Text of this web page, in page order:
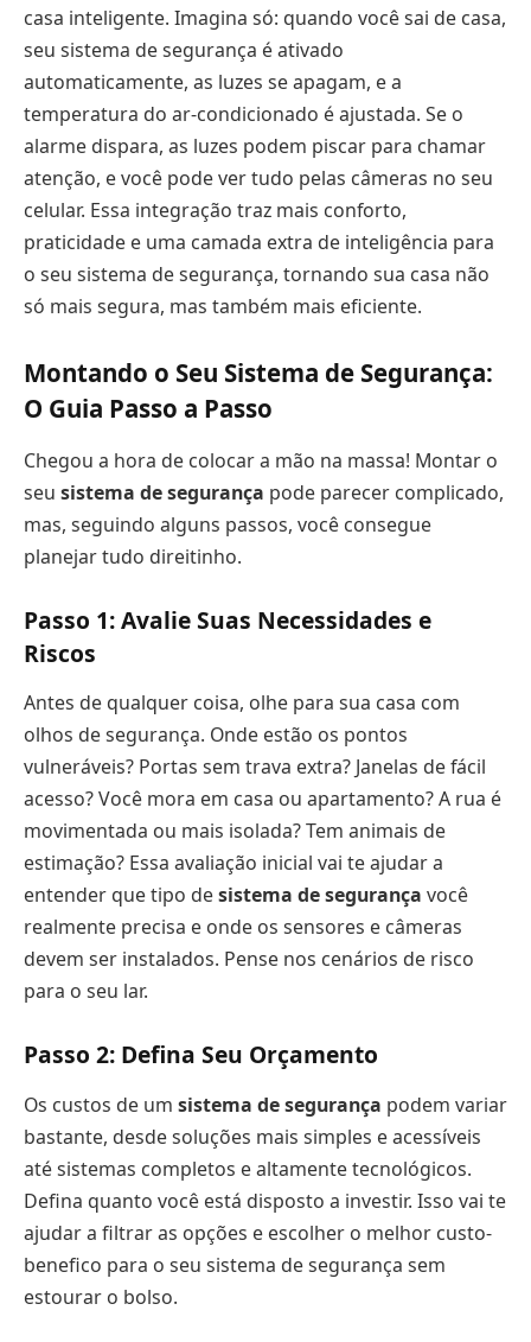
casa inteligente. Imagina só: quando você sai de casa,
seu sistema de segurança é ativado
automaticamente, as luzes se apagam, e a
temperatura do ar-condicionado é ajustada. Se o
alarme dispara, as luzes podem piscar para chamar
atenção, e você pode ver tudo pelas câmeras no seu
celular. Essa integração traz mais conforto,
praticidade e uma camada extra de inteligência para
o seu sistema de segurança, tornando sua casa não
só mais segura, mas também mais eficiente.
Montando o Seu Sistema de Segurança:
O Guia Passo a Passo
Chegou a hora de colocar a mão na massa! Montar o
seu sistema de segurança pode parecer complicado,
mas, seguindo alguns passos, você consegue
planejar tudo direitinho.
Passo 1: Avalie Suas Necessidades e
Riscos
Antes de qualquer coisa, olhe para sua casa com
olhos de segurança. Onde estão os pontos
vulneráveis? Portas sem trava extra? Janelas de fácil
acesso? Você mora em casa ou apartamento? A rua é
movimentada ou mais isolada? Tem animais de
estimação? Essa avaliação inicial vai te ajudar a
entender que tipo desistema de segurança você
realmente precisa e onde os sensores e câmeras
devem ser instalados. Pense nos cenários de risco
para o seu lar.
Passo 2: Defina Seu Orçamento
Os custos de um sistema de segurança podem variar
bastante, desde soluções mais simples e acessíveis
até sistemas completos e altamente tecnológicos.
Defina quanto você está disposto a investir. Isso vai te
ajudar a filtrar as opções e escolher o melhor custo-
benefico para o seu sistema de segurança sem
estourar o bolso.